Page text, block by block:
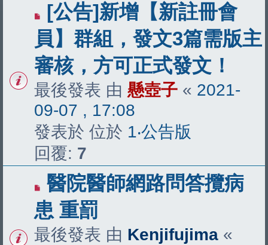
[公告]新增【新註冊會
員】群組，發文3篇需版主
審核，方可正式發文！
最後發表 由 懸壺子 « 2021-
09-07 , 17:08
發表於 位於 1‧公告版
回覆: 7
醫院醫師網路問答攬病
患 重罰
最後發表 由 Kenjifujima «